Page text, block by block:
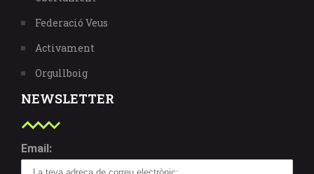
Federació Veus
Activament
Orgullboig
NEWSLETTER
Email: